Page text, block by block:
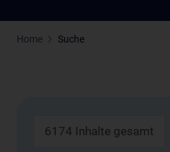
Home Suche
6174 Inhalte gesamt